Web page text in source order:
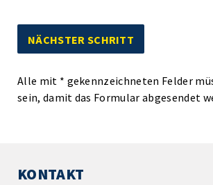
Alle mit * gekennzeichneten Felder
sein, damit das Formular abgesendet
KONTAKT